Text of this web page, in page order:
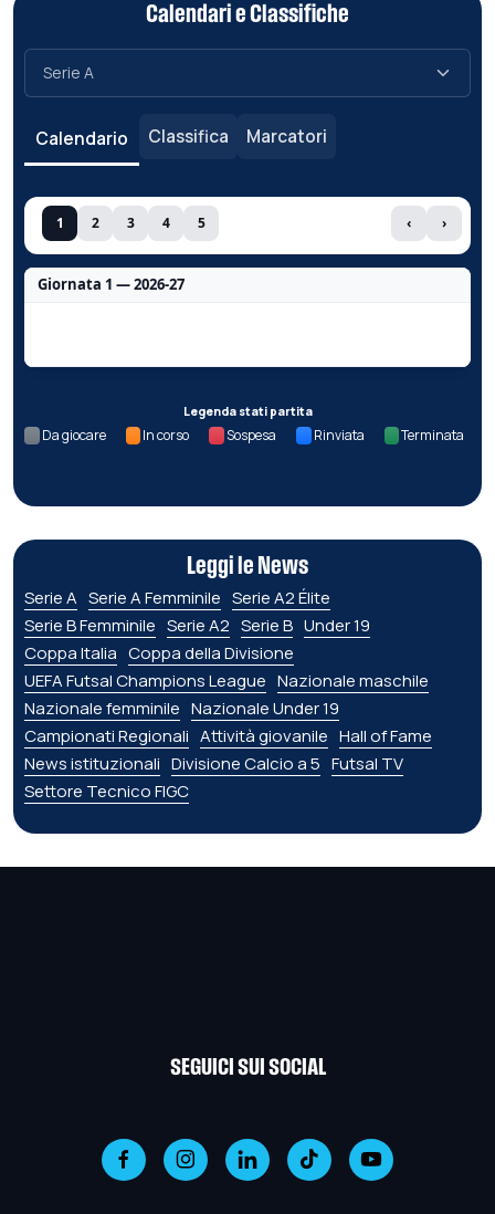
Calendari e Classifiche
Calendario Classifica Marcatori
1 2 3 4 5 ‹ ›
Giornata 1 — 2026-27
Legenda stati partita
Da giocare In corso Sospesa Rinviata Terminata
Leggi le News
Serie A Serie A Femminile Serie A2 Élite
Serie B Femminile Serie A2 Serie B Under 19
Coppa Italia Coppa della Divisione
UEFA Futsal Champions League Nazionale maschile
Nazionale femminile Nazionale Under 19
Campionati Regionali Attività giovanile Hall of Fame
News istituzionali Divisione Calcio a 5 Futsal TV
Settore Tecnico FIGC
SEGUICI SUI SOCIAL